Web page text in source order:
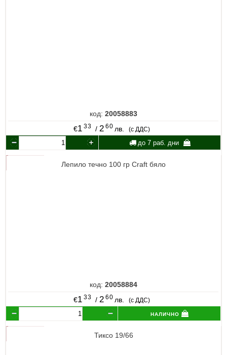
код: 20058883
€1 33 / 2 60 лв. (с ДДС)
до 7 раб. дни
Лепило течно 100 гр Craft бяло
код: 20058884
€1 33 / 2 60 лв. (с ДДС)
налично
Тиксо 19/66